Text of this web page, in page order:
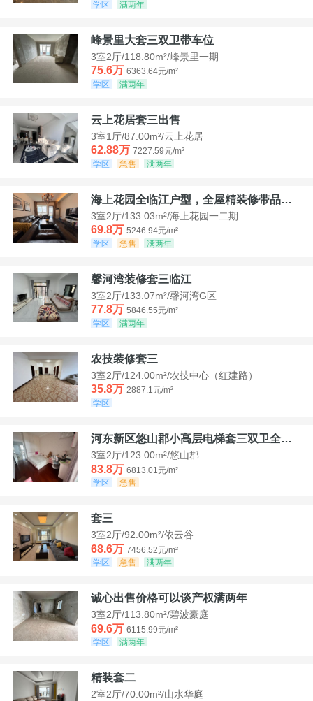
学区
满两年
峰景里大套三双卫带车位
3室2厅/118.80m²/峰景里一期
75.6万 6363.64元/m²
学区
满两年
云上花居套三出售
3室1厅/87.00m²/云上花居
62.88万 7227.59元/m²
学区
急售 满两年
海上花园全临江户型，全屋精装修带品牌家具家电，诚意出售！
3室2厅/133.03m²/海上花园一二期
69.8万 5246.94元/m²
学区
急售 满两年
馨河湾装修套三临江
3室2厅/133.07m²/馨河湾G区
77.8万 5846.55元/m²
学区
满两年
农技装修套三
3室2厅/124.00m²/农技中心（红建路）
35.8万 2887.1元/m²
学区
河东新区悠山郡小高层电梯套三双卫全装带家具家电
3室2厅/123.00m²/悠山郡
83.8万 6813.01元/m²
学区
急售
套三
3室2厅/92.00m²/依云谷
68.6万 7456.52元/m²
学区
急售 满两年
诚心出售价格可以谈产权满两年
3室2厅/113.80m²/碧波豪庭
69.6万 6115.99元/m²
学区
满两年
精装套二
2室2厅/70.00m²/山水华庭